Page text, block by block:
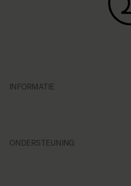
INFORMATIE
ONDERSTEUNING